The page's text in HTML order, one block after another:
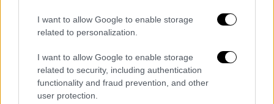
I want to allow Google to enable storage
related to personalization.
I want to allow Google to enable storage
related to security, including authentication
functionality and fraud prevention, and other
user protection.
Στο πλαίσιο αυτό, πέραν των έργων
υποδομής, υπογράμμισε πως
έχουν όλα τα εχέγγυα ώστε να γίνουν ένας
κόμβος τεχνολογικών υποδομών
προσελκύοντας κεφάλαια και αξιοποιώντας
το ανθρώπινο δυναμικό της χώρας. Η πόλη